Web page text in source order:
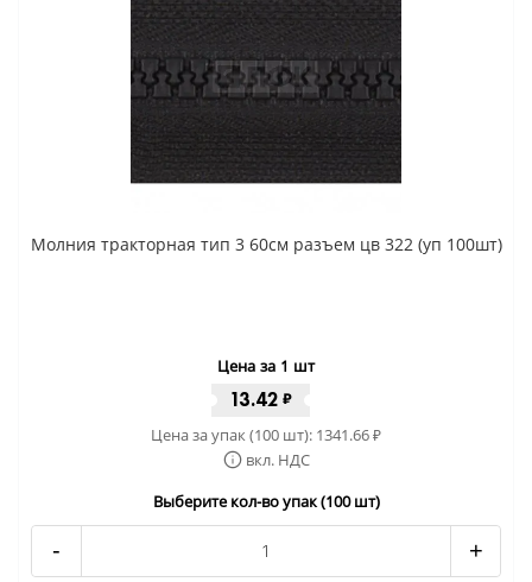
Молния тракторная тип 3 60см разъем цв 322 (уп 100шт)
Цена за 1 шт
13.42 ₽
Цена за упак (100 шт): 1341.66₽
вкл. НДС
Выберите кол-во упак (100 шт)
- +